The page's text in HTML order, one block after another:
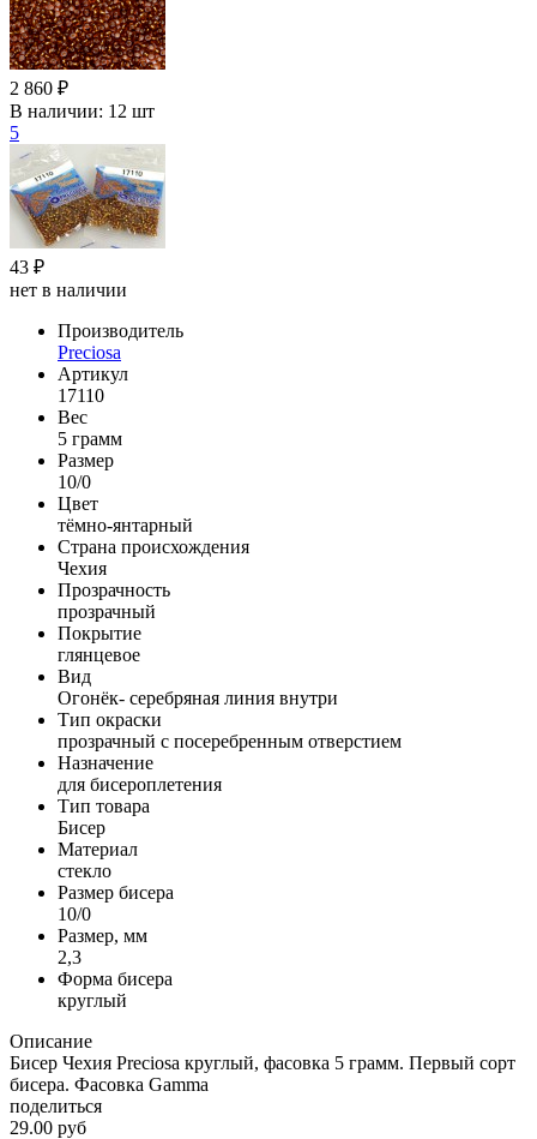
2 860 ₽
В наличии: 12 шт
5
43 ₽
нет в наличии
Производитель
Preciosa
Артикул
17110
Вес
5 грамм
Размер
10/0
Цвет
тёмно-янтарный
Страна происхождения
Чехия
Прозрачность
прозрачный
Покрытие
глянцевое
Вид
Огонёк- серебряная линия внутри
Тип окраски
прозрачный с посеребренным отверстием
Назначение
для бисероплетения
Тип товара
Бисер
Материал
стекло
Размер бисера
10/0
Размер, мм
2,3
Форма бисера
круглый
Описание
Бисер Чехия Preciosa круглый, фасовка 5 грамм. Первый сорт
бисера. Фасовка Gamma
поделиться
29.00 руб